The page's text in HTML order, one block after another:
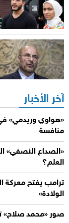
آخر الأخبار
«هواوي وريدمي»
منافسة
«الصداع النصفي»
العلم؟
ترامب يفتح معركة
الولادة»
صور «محمد صلاح»